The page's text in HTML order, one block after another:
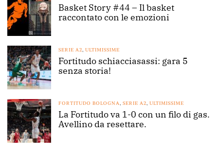
Basket Story #44 – Il basket
raccontato con le emozioni
SERIE A2, ULTIMISSIME
Fortitudo schiacciasassi: gara 5
senza storia!
FORTITUDO BOLOGNA, SERIE A2, ULTIMISSIME
La Fortitudo va 1-0 con un filo di gas.
Avellino da resettare.